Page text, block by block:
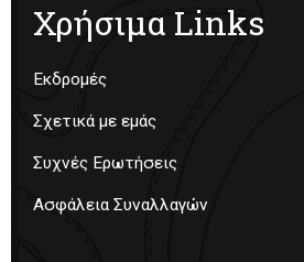
Χρήσιμα Links
Εκδρομές
Σχετικά με εμάς
Συχνές Ερωτήσεις
Ασφάλεια Συναλλαγών